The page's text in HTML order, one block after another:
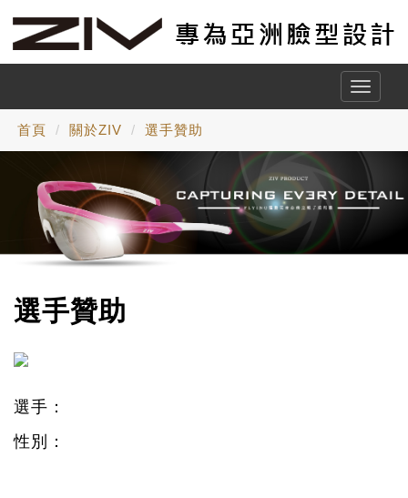
Toggle
首頁 關於ZIV 選手贊助
選手贊助
選手：
性別：